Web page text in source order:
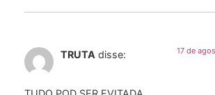
TRUTA disse: 17 de